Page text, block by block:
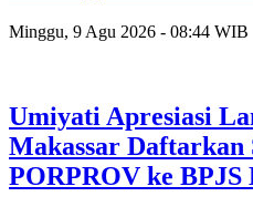
Minggu, 9 Agu 2026 - 08:44 WIB
Umiyati Apresiasi
Makassar Daftarkan
PORPROV ke BPJS